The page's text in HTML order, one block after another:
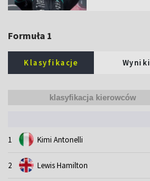
Formuła 1
Klasyfikacje Wyniki
1 Kimi Antonelli
2 Lewis Hamilton